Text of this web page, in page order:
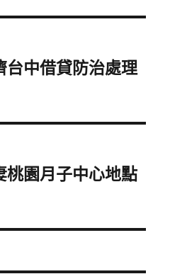
台中借貸防治處理
桃園月子中心地點